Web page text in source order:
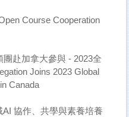
Course Cooperation
赴加拿大參與 - 2023全
Joins 2023 Global
Canada
AI 協作、共學與素養培養